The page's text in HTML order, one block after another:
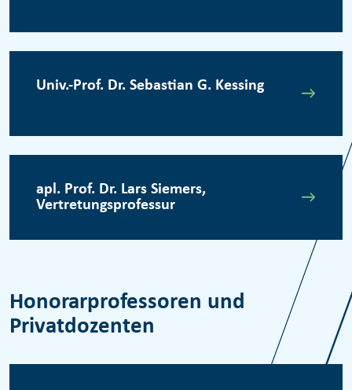
Univ.-Prof. Dr. Sebastian G. Kessing
apl. Prof. Dr. Lars Siemers,
Vertretungsprofessur
Honorarprofessoren und
Privatdozenten